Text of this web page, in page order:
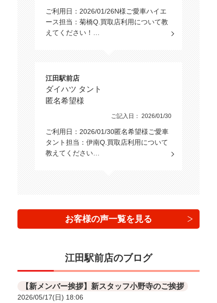
フルエアロ ローダウン
シート関連
フルフラット
シート
シートヒーター
本革シート ベンチシート
電動シート オットマン
シートエアコン
ご利用日：2026/01/26N様ご愛車ハイエ
ース担当：菊橋Q.買取店利用について教
えてください！…
江田駅前店
ダイハツ タント
匿名希望様
ご記入日： 2026/01/30
ご利用日：2026/01/30匿名希望様ご愛車
タント担当：伊南Q.買取店利用について
教えてください…
お客様の声一覧を見る
江田駅前店のブログ
【新メンバー挨拶】新スタッフ小野寺のご挨拶
2026/05/17(日) 18:06